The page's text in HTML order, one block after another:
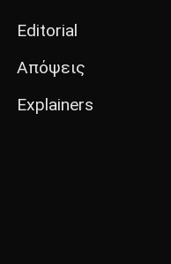
Editorial
Απόψεις
Explainers